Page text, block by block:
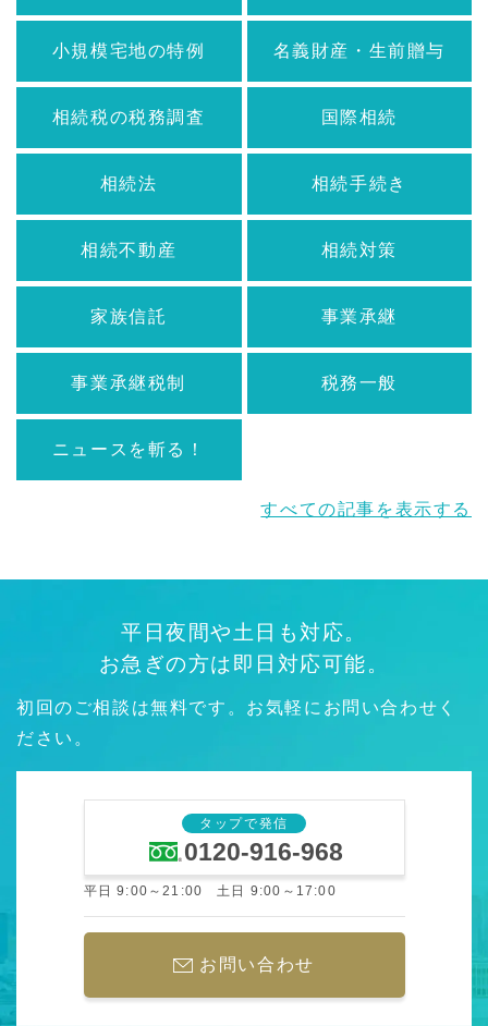
小規模宅地の特例 名義財産・生前贈与
相続税の税務調査 国際相続
相続法 相続手続き
相続不動産 相続対策
家族信託 事業承継
事業承継税制 税務一般
ニュースを斬る！
すべての記事を表示する
平日夜間や土日も対応。
お急ぎの方は即日対応可能。
初回のご相談は無料です。お気軽にお問い合わせく
ださい。
タップで発信
0120-916-968
平日 9:00～21:00 土日 9:00～17:00
お問い合わせ